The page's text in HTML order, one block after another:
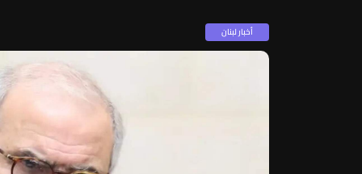
أخبار لبنان